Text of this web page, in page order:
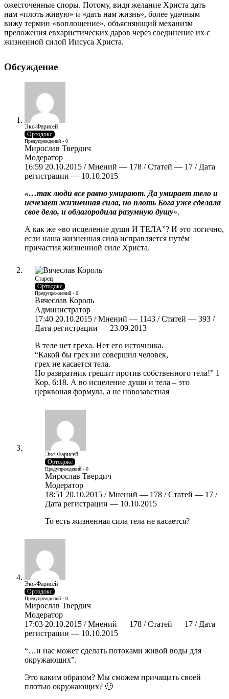
ожесточенные споры. Потому, видя желание Христа дать
нам «плоть живую» и «дать нам жизнь», более удачным
вижу термин «воплощение», объясняющий механизм
преложения евхаристических даров через соединение их с
жизненной силой Иисуса Христа.
Обсуждение
Экс-Фарисей
Ортодокс
Предупреждений - 0
Мирослав Твердич
Модератор
16:59 20.10.2015 / Мнений — 178 / Статей — 17 / Дата
регистрации — 10.10.2015
«…так люди все равно умирают. Да умирает тело и
исчезает жизненная сила, но плоть Бога уже сделала
свое дело, и облагородила разумную душу».
А как же «во исцеление души И ТЕЛА”? И это логично,
если наша жизненная сила исправляется путём
причастия жизненной силе Христа.
Старец
Ортодокс
Предупреждений - 0
Вячеслав Король
Администратор
17:40 20.10.2015 / Мнений — 1143 / Статей — 393 /
Дата регистрации — 23.09.2013
В теле нет греха. Нет его источника.
“Какой бы грех ни совершил человек,
грех не касается тела.
Но развратник грешит против собственного тела!” 1
Кор. 6:18. А во исцеление души и тела – это
церквоная формула, а не новозаветная
Экс-Фарисей
Ортодокс
Предупреждений - 0
Мирослав Твердич
Модератор
18:51 20.10.2015 / Мнений — 178 / Статей — 17 /
Дата регистрации — 10.10.2015
То есть жизненная сила тела не касается?
Экс-Фарисей
Ортодокс
Предупреждений - 0
Мирослав Твердич
Модератор
17:03 20.10.2015 / Мнений — 178 / Статей — 17 / Дата
регистрации — 10.10.2015
“…и нас может сделать потоками живой воды для
окружающих”.
Это каким образом? Мы сможем причащать своей
плотью окружающих? 🙂